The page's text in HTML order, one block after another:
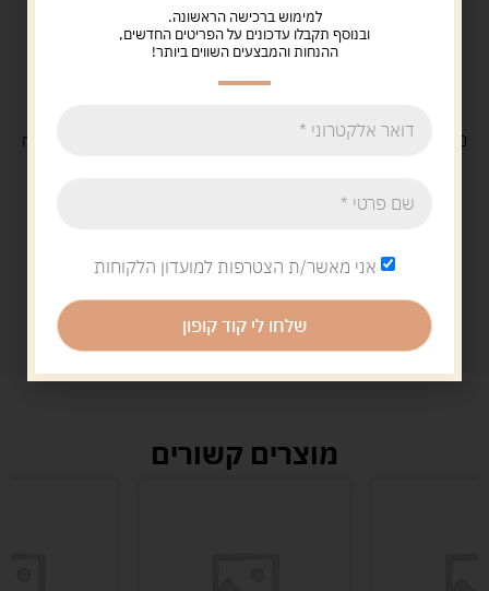
משלוח חינםבקנייה מעל 329 ש"ח
מוצרים קשורים
למימוש ברכישה הראשונה.
ובנוסף תקבלו עדכונים על הפריטים החדשים,
ההנחות והמבצעים השווים ביותר!
אני מאשר/ת הצטרפות למועדון הלקוחות
שלחו לי קוד קופון